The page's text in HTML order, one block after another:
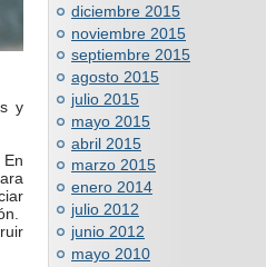
y
diciembre 2015
noviembre 2015
septiembre 2015
agosto 2015
julio 2015
mayo 2015
abril 2015
marzo 2015
enero 2014
julio 2012
junio 2012
mayo 2010